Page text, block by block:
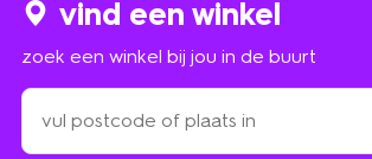
vind een winkel
zoek een winkel bij jou in de buurt
zoek
een
winkel